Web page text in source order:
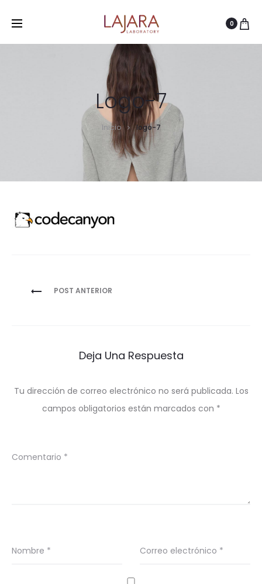
0
Logo-7
Inicio logo-7
Navegación
POST ANTERIOR
Deja Una Respuesta
Tu dirección de correo electrónico no será publicada. Los
campos obligatorios están marcados con *
Comentario *
Nombre * Correo electrónico *